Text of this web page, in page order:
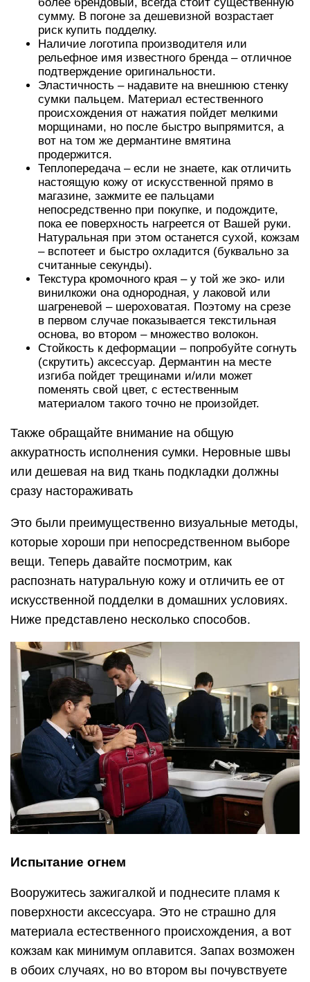
сумму. В погоне за дешевизной возрастает
риск купить подделку.
Наличие логотипа производителя или
рельефное имя известного бренда – отличное
подтверждение оригинальности.
Эластичность – надавите на внешнюю стенку
сумки пальцем. Материал естественного
происхождения от нажатия пойдет мелкими
морщинами, но после быстро выпрямится, а
вот на том же дермантине вмятина
продержится.
Теплопередача – если не знаете, как отличить
настоящую кожу от искусственной прямо в
магазине, зажмите ее пальцами
непосредственно при покупке, и подождите,
пока ее поверхность нагреется от Вашей руки.
Натуральная при этом останется сухой, кожзам
– вспотеет и быстро охладится (буквально за
считанные секунды).
Текстура кромочного края – у той же эко- или
винилкожи она однородная, у лаковой или
шагреневой – шероховатая. Поэтому на срезе
в первом случае показывается текстильная
основа, во втором – множество волокон.
Стойкость к деформации – попробуйте согнуть
(скрутить) аксессуар. Дермантин на месте
изгиба пойдет трещинами и/или может
поменять свой цвет, с естественным
материалом такого точно не произойдет.
Также обращайте внимание на общую
аккуратность исполнения сумки. Неровные швы
или дешевая на вид ткань подкладки должны
сразу настораживать
Это были преимущественно визуальные методы,
которые хороши при непосредственном выборе
вещи. Теперь давайте посмотрим, как
распознать натуральную кожу и отличить ее от
искусственной подделки в домашних условиях.
Ниже представлено несколько способов.
Испытание огнем
Вооружитесь зажигалкой и поднесите пламя к
поверхности аксессуара. Это не страшно для
материала естественного происхождения, а вот
кожзам как минимум оплавится. Запах возможен
в обоих случаях, но во втором вы почувствуете